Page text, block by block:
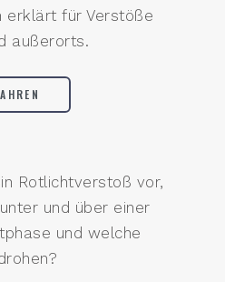
erklärt für Verstöße
außerorts.
Rotlichtverstoß vor,
und über einer
und welche